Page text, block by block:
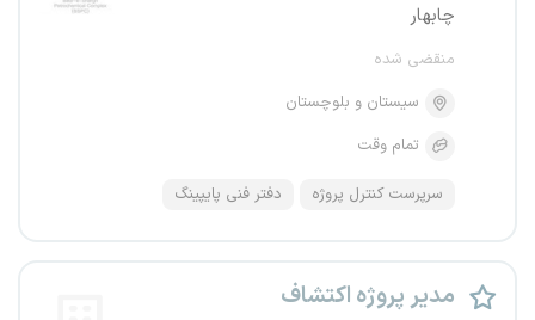
چابهار
منقضی شده
سیستان و بلوچستان
تمام وقت
سرپرست کنترل پروژه دفتر فنی پایپینگ
مدیر پروژه اکتشاف